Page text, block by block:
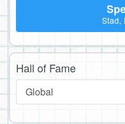
Stad,
Hall of Fame
Global